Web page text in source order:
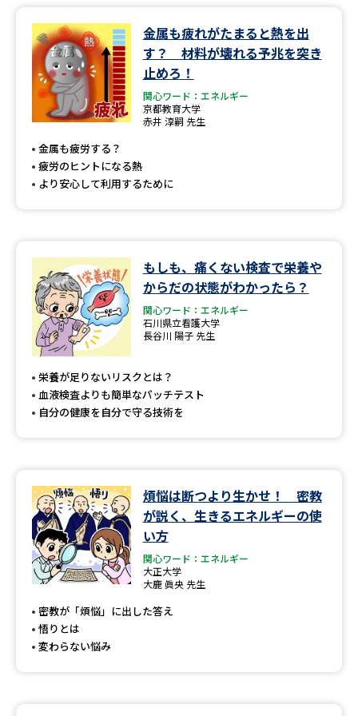
データサイエンス特集 奨学金・特待生制度特集
デジタルパンフレット 進路の３択
新学年スタート号特集ページ
新学年スタート号特集ページ
（高2生用）
SELFBRAND特集ページ
来場型・Web型イベント特集 夢ナビライブ
受験準備
志望校・出願校を調べる
先輩が入学を決めた理由 テレメール全国一斉進学調査
新生活お役立ちガイド
学問発見
金属も疲れがたまると熱を出
す？ 材料が壊れる予兆を突き
止めろ！
関心ワード：エネルギー
京都教育大学
赤井 淳嗣 先生
金属も疲労する？
疲労のヒントになる熱
より安心して利用するために
もしも、痛くない検査で栄養や
からだの状態がわかったら？
関心ワード：エネルギー
石川県立看護大学
長谷川 陽子 先生
栄養が足りないリスクとは？
血液検査よりも簡単なパッチテスト
自分の健康を自分で守る技術を
煩悩は断つより生かせ！ 密教
が説く、生きるエネルギーの使
い方
関心ワード：エネルギー
大正大学
大鹿 眞央 先生
密教が「煩悩」に出した答え
悟りとは
変わらない悩み